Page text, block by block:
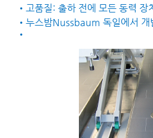
•고품질: 출하 전에 모든 동력 장
•누스밤Nussbaum 독일에서 개
•